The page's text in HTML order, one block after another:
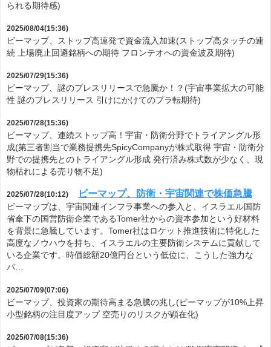
られる期待感)
2025/08/04(15:36)
ビーマップ、ストップ高連発で資金流入加速(ストップ高タッチの連
続 上場廃止回避銘柄への期待 フロンテオへの資金波及期待)
2025/07/29(15:36)
ビーマップ、謎のプレスリリースで急騰か！？(宇宙事業拡大の可能
性 謎のプレスリリース 引けにかけてのプラ転期待)
2025/07/28(15:36)
ビーマップ、連続ストップ高！宇宙・防衛分野でトライアングル形
成(第三者割当で業務提携先SpicyCompanyが株式取得 宇宙・防衛分
野での提携先とのトライアングル形成 発行済み株式数が少なく、現
物枯れによる売り物不足)
2025/07/28(10:12) ビーマップ、防衛・宇宙関連で株価急騰
ビーマップは、宇宙関連インフラ事業への参入と、イスラエル国防
省傘下の国営防衛企業であるTomer社からの資本参加という好材料
を背景に急騰しています。Tomer社はロケット推進技術に特化した
高度なノウハウを持ち、イスラエルの主要防衛システムに貢献して
いる企業です。時価総額20億円台という低位に、こうした強力な
パ…
2025/07/09(07:06)
ビーマップ、投資家の期待高まる急騰の兆し(ビーマップが10%上昇
小型銘柄の注目度アップ 空売りのリスクが顕在化)
2025/07/08(15:36)